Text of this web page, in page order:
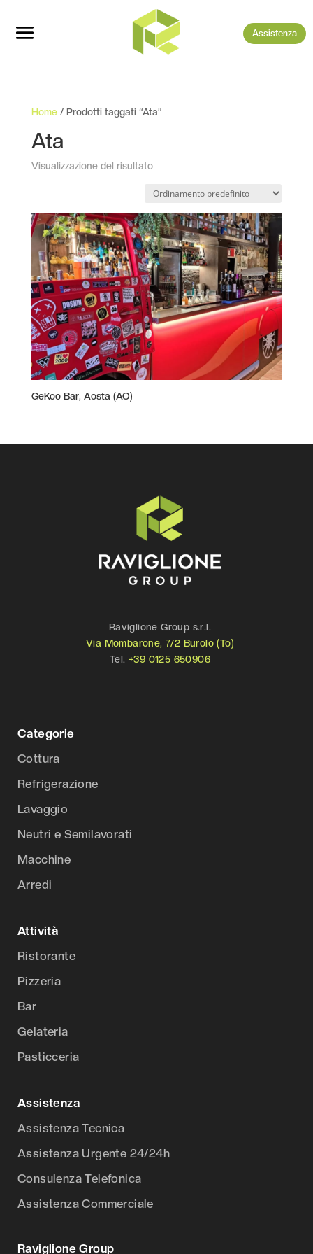
Assistenza
Home/ Prodotti taggati “Ata”
Ata
Visualizzazione del risultato
GeKoo Bar, Aosta (AO)
Raviglione Group s.r.l.
Via Mombarone, 7/2 Burolo (To)
Tel. +39 0125 650906
Categorie
Cottura
Refrigerazione
Lavaggio
Neutri e Semilavorati
Macchine
Arredi
Attività
Ristorante
Pizzeria
Bar
Gelateria
Pasticceria
Assistenza
Assistenza Tecnica
Assistenza Urgente 24/24h
Consulenza Telefonica
Assistenza Commerciale
Raviglione Group